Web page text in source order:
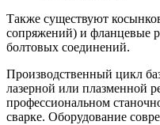
Также существуют
сопряжений) и фланцевые
болтовых соединений.
Производственный цикл
лазерной или плазменной
профессиональном
сварке. Оборудование